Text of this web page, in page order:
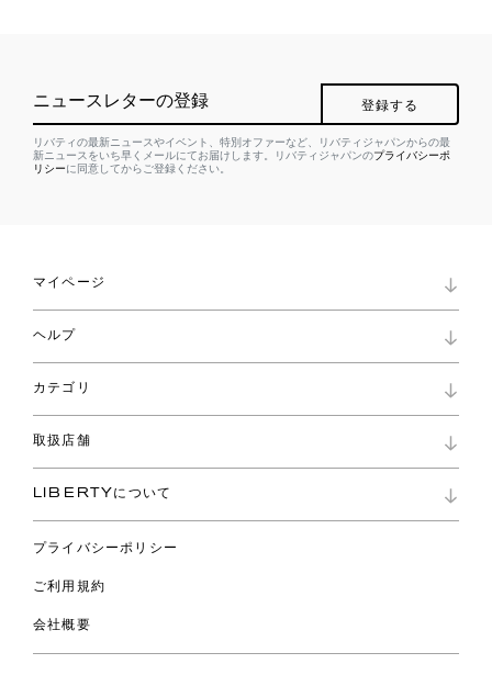
ニュースレターの登録 登録する
リバティの最新ニュースやイベント、特別オファーなど、リバティジャパンからの最
新ニュースをいち早くメールにてお届けします。リバティジャパンのプライバシーポ
リシーに同意してからご登録ください。
マイページ
ロイヤリティプログラム
パスワード再設定
ショッピングバッグ
ヘルプ
お問い合わせ
よくあるご質問
ご利用ガイド
カテゴリ
コレクション
ファブリックス
バッグ
ウェア
ライフスタイル
スペシャル
取扱店舗
リバティ・ファブリックス
LIBERTYについて
プライバシーポリシー
ご利用規約
会社概要